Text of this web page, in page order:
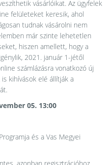
vásárlóikat. Az ügyfelek
felületeket keresik, ahol
tudnak vásárolni nem
már szinte lehetetlen
hiszen amellett, hogy a
2021. január 1-jétől
számlázásra vonatkozó új
kihívások elé állítják a
05. 13:00
és a Vas Megyei